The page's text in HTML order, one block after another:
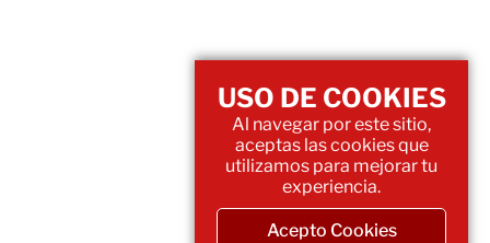
USO DE COOKIES
Al navegar por este sitio,
aceptas las cookies que
utilizamos para mejorar tu
experiencia.
Acepto Cookies